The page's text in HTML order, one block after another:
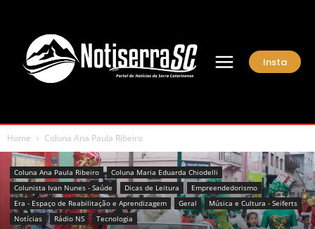
Insta
Home Coluna Ana Paula Ribeiro
Coluna Ana Paula Ribeiro
Coluna Maria Eduarda Chiodelli
Colunista Ivan Nunes - Saúde
Dicas de Leitura
Empreendedorismo
Era - Espaço de Reabilitação e Aprendizagem
Geral
Música e Cultura - Seiferts
Notícias
Rádio NS Tecnologia